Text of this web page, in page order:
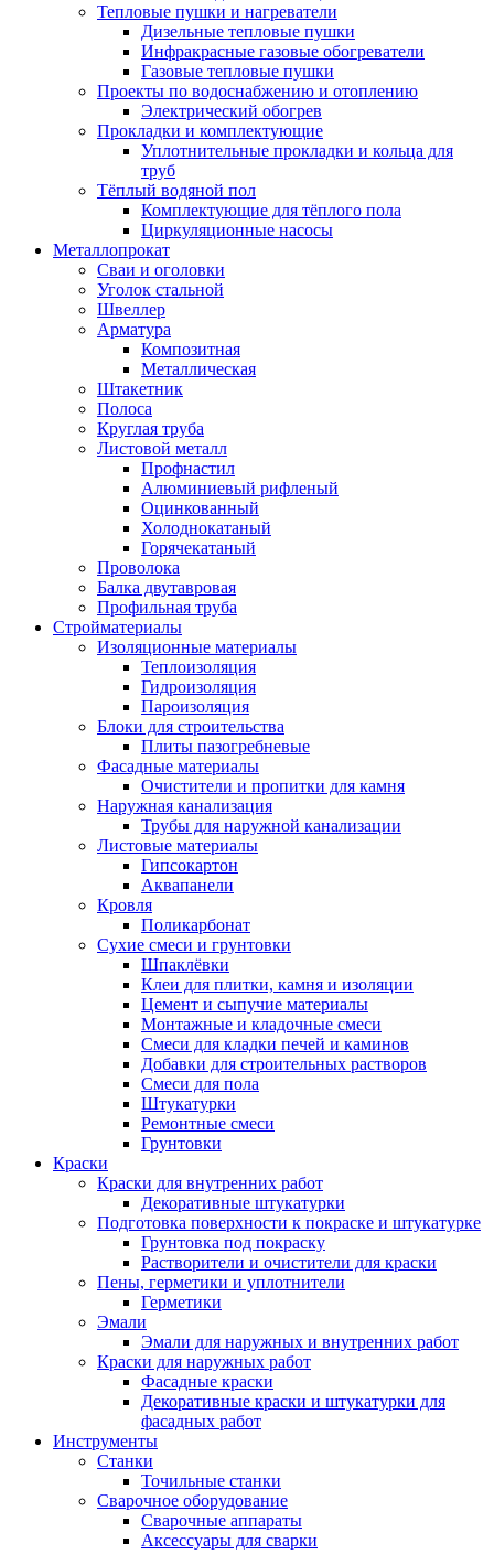
Тепловые пушки и нагреватели
Дизельные тепловые пушки
Инфракрасные газовые обогреватели
Газовые тепловые пушки
Проекты по водоснабжению и отоплению
Электрический обогрев
Прокладки и комплектующие
Уплотнительные прокладки и кольца для
труб
Тёплый водяной пол
Комплектующие для тёплого пола
Циркуляционные насосы
Металлопрокат
Сваи и оголовки
Уголок стальной
Швеллер
Арматура
Композитная
Металлическая
Штакетник
Полоса
Круглая труба
Листовой металл
Профнастил
Алюминиевый рифленый
Оцинкованный
Холоднокатаный
Горячекатаный
Проволока
Балка двутавровая
Профильная труба
Стройматериалы
Изоляционные материалы
Теплоизоляция
Гидроизоляция
Пароизоляция
Блоки для строительства
Плиты пазогребневые
Фасадные материалы
Очистители и пропитки для камня
Наружная канализация
Трубы для наружной канализации
Листовые материалы
Гипсокартон
Аквапанели
Кровля
Поликарбонат
Сухие смеси и грунтовки
Шпаклёвки
Клеи для плитки, камня и изоляции
Цемент и сыпучие материалы
Монтажные и кладочные смеси
Смеси для кладки печей и каминов
Добавки для строительных растворов
Смеси для пола
Штукатурки
Ремонтные смеси
Грунтовки
Краски
Краски для внутренних работ
Декоративные штукатурки
Подготовка поверхности к покраске и штукатурке
Грунтовка под покраску
Растворители и очистители для краски
Пены, герметики и уплотнители
Герметики
Эмали
Эмали для наружных и внутренних работ
Краски для наружных работ
Фасадные краски
Декоративные краски и штукатурки для
фасадных работ
Инструменты
Станки
Точильные станки
Сварочное оборудование
Сварочные аппараты
Аксессуары для сварки